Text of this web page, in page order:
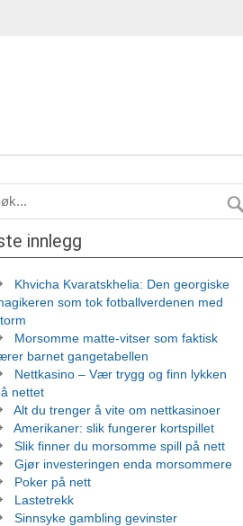
innlegg
Khvicha Kvaratskhelia: Den georgiske
som tok fotballverdenen med
Morsomme matte-vitser som faktisk
barnet gangetabellen
Nettkasino – Vær trygg og finn lykken
nettet
Alt du trenger å vite om nettkasinoer
Amerikaner: slik fungerer kortspillet
Slik finner du morsomme spill på nett
Gjør investeringen enda morsommere
Poker på nett
Lastetrekk
Sinnsyke gambling gevinster